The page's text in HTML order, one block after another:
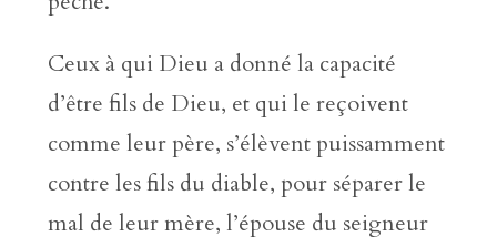
Ceux à qui Dieu a donné la capacité
d’être fils de Dieu, et qui le reçoivent
comme leur père, s’élèvent puissamment
contre les fils du diable, pour séparer le
mal de leur mère, l’épouse du seigneur